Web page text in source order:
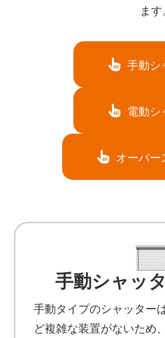
ます
手動シ
電動シ
オーバー
手動シャッ
手動タイプのシャッター
ど複雑な装置がないため